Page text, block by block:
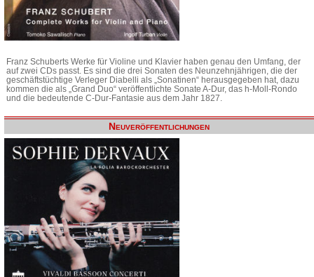
Franz Schuberts Werke für Violine und Klavier haben genau den Umfang, der
auf zwei CDs passt. Es sind die drei Sonaten des Neunzehnjährigen, die der
geschäftstüchtige Verleger Diabelli als „Sonatinen“ herausgegeben hat, dazu
kommen die als „Grand Duo“ veröffentlichte Sonate A-Dur, das h-Moll-Rondo
und die bedeutende C-Dur-Fantasie aus dem Jahr 1827.
Neuveröffentlichungen